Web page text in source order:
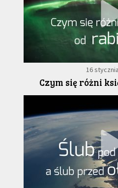
16
Czym się różni